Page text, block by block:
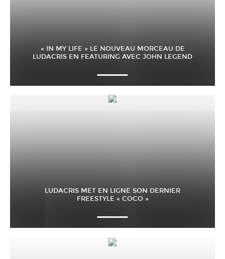
« IN MY LIFE » LE NOUVEAU MORCEAU DE
LUDACRIS EN FEATURING AVEC JOHN LEGEND
LUDACRIS MET EN LIGNE SON DERNIER
FREESTYLE « COCO »